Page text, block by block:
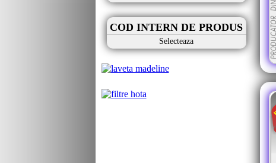
COD INTERN DE PRODUS
Selecteaza